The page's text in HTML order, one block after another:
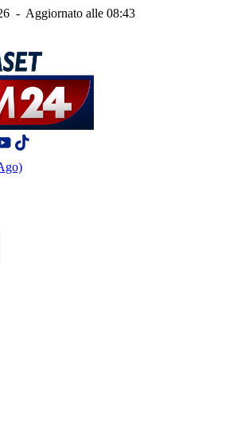
- Aggiornato alle 08:43